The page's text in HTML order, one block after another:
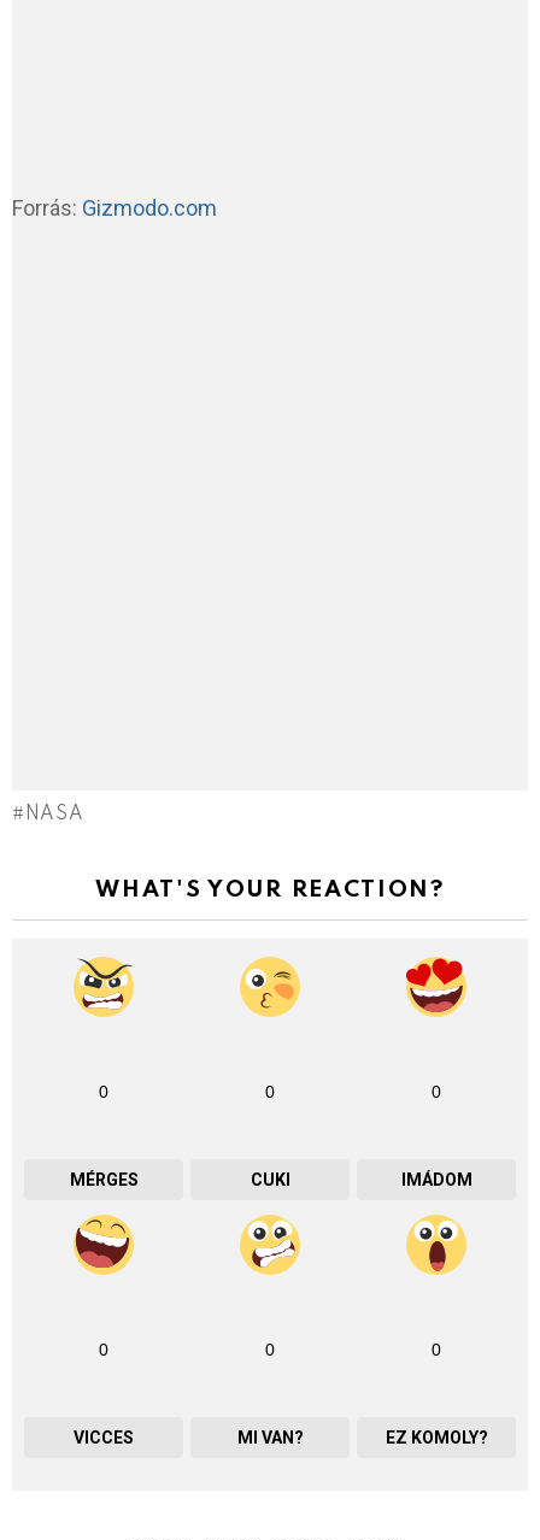
Forrás: Gizmodo.com
NASA
WHAT'S YOUR REACTION?
0
MÉRGES
0
CUKI
0
IMÁDOM
0
VICCES
0
MI VAN?
0
EZ KOMOLY?